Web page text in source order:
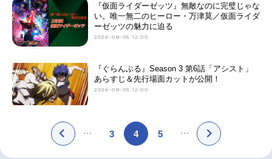
『仮面ライダーゼッツ』無敵なのに完璧じゃな
い。唯一無二のヒーロー・万津莫／仮面ライダ
ーゼッツの魅力に迫る
2026-08-05 12:00
『ぐらんぶる』Season 3 第6話「アシスト」
あらすじ＆先行場面カットが公開！
2026-08-05 12:00
3 4 5